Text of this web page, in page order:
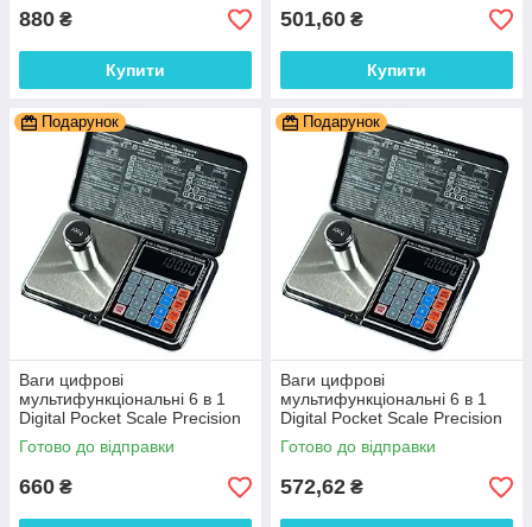
880 ₴
Купити
501,60 ₴
Купити
Подарунок
Ваги цифрові
мультифункціональні 6 в 1
Digital Pocket Scale Precision
DP-01 (0,01/300 г) (Веси +
калькулятор)
Готово до відправки
660 ₴
Подарунок
Ваги цифрові
мультифункціональні 6 в 1
Digital Pocket Scale Precision
DP-01 (0,01/100 г) (Веси +
калькулятор)
Готово до відправки
572,62 ₴